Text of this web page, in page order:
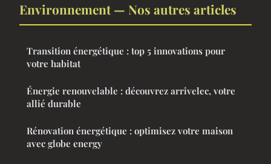
Environnement — Nos autres articles
Transition énergétique : top 5 innovations pour
votre habitat
Énergie renouvelable : découvrez arrivelec, votre
allié durable
Rénovation énergétique : optimisez votre maison
avec globe energy